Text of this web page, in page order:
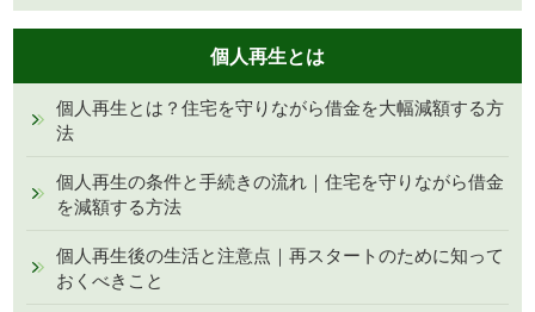
個人再生とは
個人再生とは？住宅を守りながら借金を大幅減額する方
法
個人再生の条件と手続きの流れ｜住宅を守りながら借金
を減額する方法
個人再生後の生活と注意点｜再スタートのために知って
おくべきこと